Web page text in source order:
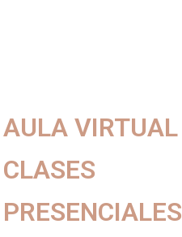
AULA VIRTUAL
CLASES
PRESENCIALES